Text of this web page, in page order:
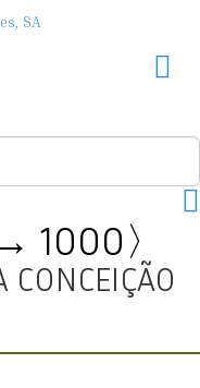
1000〉
CONCEIÇÃO